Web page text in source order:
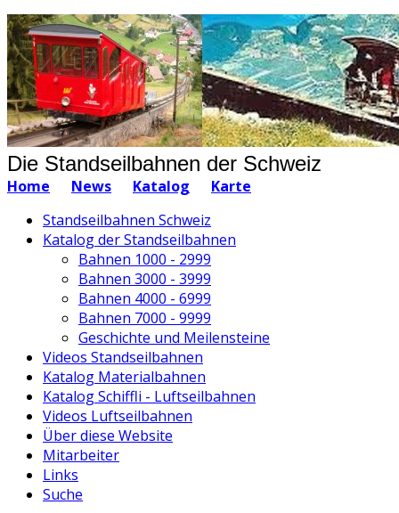
Die Standseilbahnen der Schweiz
Home News Katalog
Karte
Standseilbahnen Schweiz
Katalog der Standseilbahnen
Bahnen 1000 - 2999
Bahnen 3000 - 3999
Bahnen 4000 - 6999
Bahnen 7000 - 9999
Geschichte und Meilensteine
Videos Standseilbahnen
Katalog Materialbahnen
Katalog Schiffli - Luftseilbahnen
Videos Luftseilbahnen
Über diese Website
Mitarbeiter
Links
Suche